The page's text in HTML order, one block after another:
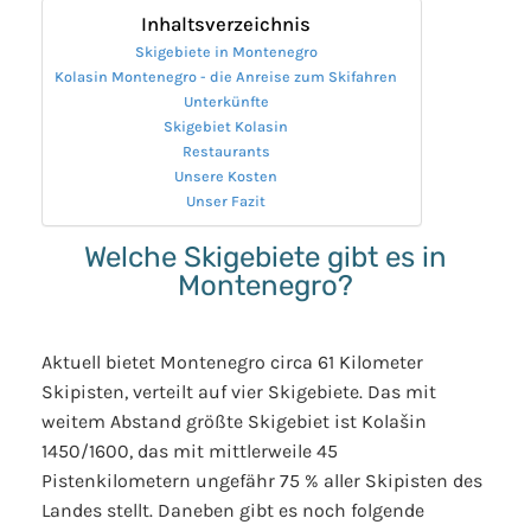
Inhaltsverzeichnis
Skigebiete in Montenegro
Kolasin Montenegro - die Anreise zum Skifahren
Unterkünfte
Skigebiet Kolasin
Restaurants
Unsere Kosten
Unser Fazit
Welche Skigebiete gibt es in
Montenegro?
Aktuell bietet Montenegro circa 61 Kilometer
Skipisten, verteilt auf vier Skigebiete. Das mit
weitem Abstand größte Skigebiet ist Kolašin
1450/1600, das mit mittlerweile 45
Pistenkilometern ungefähr 75 % aller Skipisten des
Landes stellt. Daneben gibt es noch folgende